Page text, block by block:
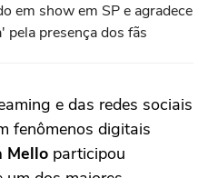
em show em SP e agradece
pela presença dos fãs
e das redes sociais
fenômenos digitais
Mello participou